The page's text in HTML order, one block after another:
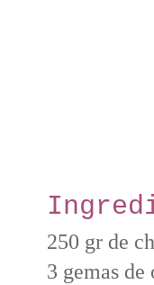
250 gr de
3 gemas de